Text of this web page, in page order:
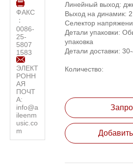
ФАКС
：
0086-
25-
5807
1583
ЭЛЕКТ
РОНН
АЯ
ПОЧТ
А:
info@a
ileenm
usic.co
m
Линейный выход:
Выход на динамик:
Селектор
Детали упаковки:
упаковка
Детали доставки:
Количество: